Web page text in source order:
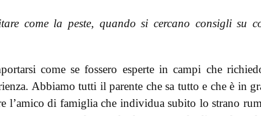
come la peste, quando si cercano consigli su
come se fossero esperte in campi che
Abbiamo tutti il parente che sa tutto e che è in
l’amico di famiglia che individua subito lo strano